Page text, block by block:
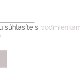
súhlasíte s